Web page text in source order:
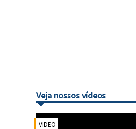
Veja nossos vídeos
VIDEO